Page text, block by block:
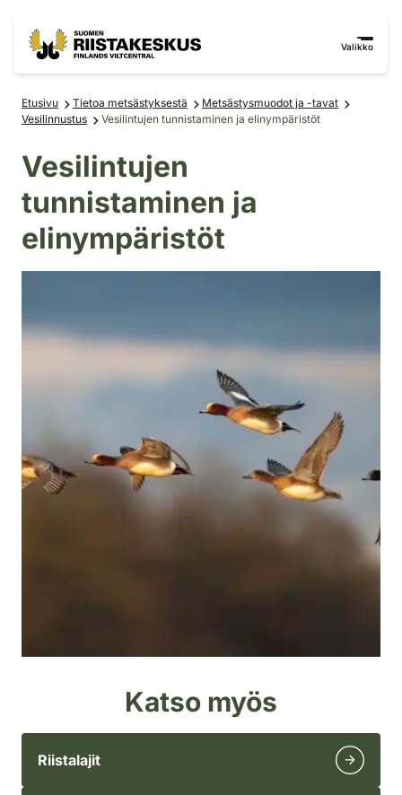
Valikko
Etusivu Tietoa metsästyksestä
Metsästysmuodot ja -tavat
Vesilinnustus
Vesilintujen tunnistaminen ja elinympäristöt
Vesilintujen
tunnistaminen ja
elinympäristöt
Katso myös
Riistalajit